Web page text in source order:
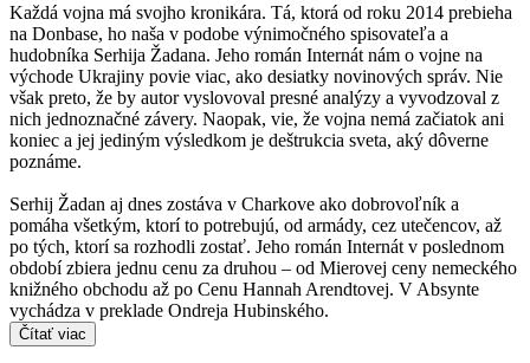
Každá vojna má svojho kronikára. Tá, ktorá od roku 2014 prebieha
na Donbase, ho naša v podobe výnimočného spisovateľa a
hudobníka Serhija Žadana. Jeho román Internát nám o vojne na
východe Ukrajiny povie viac, ako desiatky novinových správ. Nie
však preto, že by autor vyslovoval presné analýzy a vyvodzoval z
nich jednoznačné závery. Naopak, vie, že vojna nemá začiatok ani
koniec a jej jediným výsledkom je deštrukcia sveta, aký dôverne
poznáme.
Serhij Žadan aj dnes zostáva v Charkove ako dobrovoľník a
pomáha všetkým, ktorí to potrebujú, od armády, cez utečencov, až
po tých, ktorí sa rozhodli zostať. Jeho román Internát v poslednom
období zbiera jednu cenu za druhou – od Mierovej ceny nemeckého
knižného obchodu až po Cenu Hannah Arendtovej. V Absynte
vychádza v preklade Ondreja Hubinského.
Čítať viac